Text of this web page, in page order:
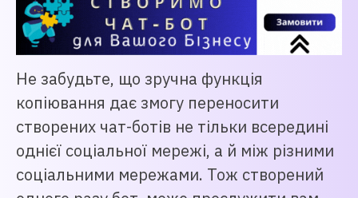
Не забудьте, що зручна функція
копіювання дає змогу переносити
створених чат-ботів не тільки всередині
однієї соціальної мережі, а й між різними
соціальними мережами. Тож створений